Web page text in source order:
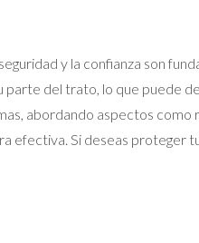
y la confianza son
del trato, lo que puede
abordando aspectos
efectiva. Si deseas proteger